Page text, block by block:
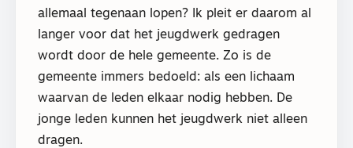
allemaal tegenaan lopen? Ik pleit er daarom al
langer voor dat het jeugdwerk gedragen
wordt door de hele gemeente. Zo is de
gemeente immers bedoeld: als een lichaam
waarvan de leden elkaar nodig hebben. De
jonge leden kunnen het jeugdwerk niet alleen
dragen.